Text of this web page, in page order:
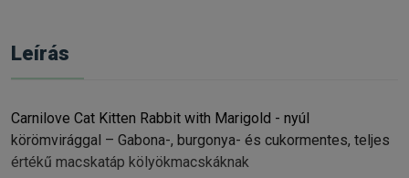
Leírás
Carnilove Cat Kitten Rabbit with Marigold - nyúl
körömvirággal – Gabona-, burgonya- és cukormentes, teljes
értékű macskatáp kölyökmacskáknak